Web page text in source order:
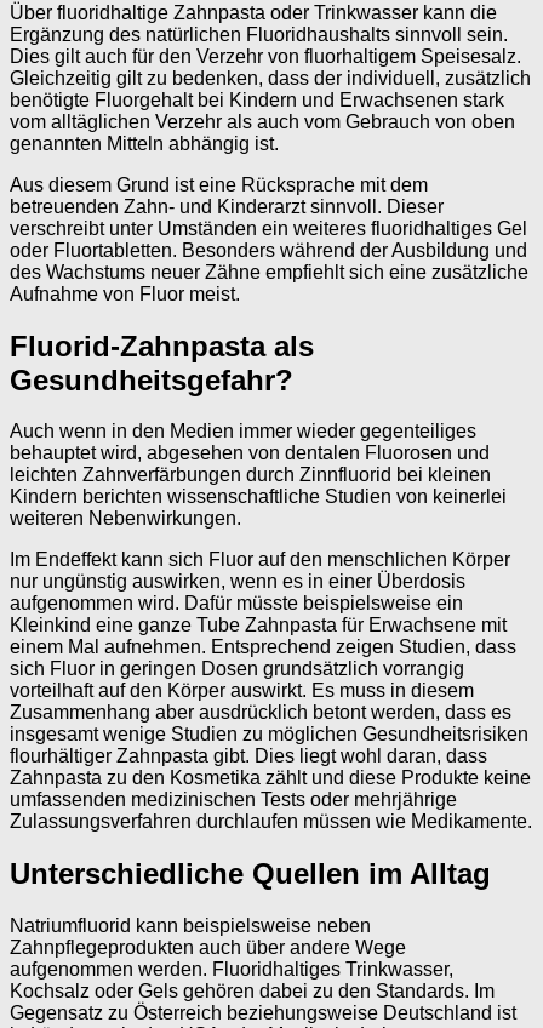
Über fluoridhaltige Zahnpasta oder Trinkwasser kann die
Ergänzung des natürlichen Fluoridhaushalts sinnvoll sein.
Dies gilt auch für den Verzehr von fluorhaltigem Speisesalz.
Gleichzeitig gilt zu bedenken, dass der individuell, zusätzlich
benötigte Fluorgehalt bei Kindern und Erwachsenen stark
vom alltäglichen Verzehr als auch vom Gebrauch von oben
genannten Mitteln abhängig ist.
Aus diesem Grund ist eine Rücksprache mit dem
betreuenden Zahn- und Kinderarzt sinnvoll. Dieser
verschreibt unter Umständen ein weiteres fluoridhaltiges Gel
oder Fluortabletten. Besonders während der Ausbildung und
des Wachstums neuer Zähne empfiehlt sich eine zusätzliche
Aufnahme von Fluor meist.
Fluorid-Zahnpasta als
Gesundheitsgefahr?
Auch wenn in den Medien immer wieder gegenteiliges
behauptet wird, abgesehen von dentalen Fluorosen und
leichten Zahnverfärbungen durch Zinnfluorid bei kleinen
Kindern berichten wissenschaftliche Studien von keinerlei
weiteren Nebenwirkungen.
Im Endeffekt kann sich Fluor auf den menschlichen Körper
nur ungünstig auswirken, wenn es in einer Überdosis
aufgenommen wird. Dafür müsste beispielsweise ein
Kleinkind eine ganze Tube Zahnpasta für Erwachsene mit
einem Mal aufnehmen. Entsprechend zeigen Studien, dass
sich Fluor in geringen Dosen grundsätzlich vorrangig
vorteilhaft auf den Körper auswirkt. Es muss in diesem
Zusammenhang aber ausdrücklich betont werden, dass es
insgesamt wenige Studien zu möglichen Gesundheitsrisiken
flourhältiger Zahnpasta gibt. Dies liegt wohl daran, dass
Zahnpasta zu den Kosmetika zählt und diese Produkte keine
umfassenden medizinischen Tests oder mehrjährige
Zulassungsverfahren durchlaufen müssen wie Medikamente.
Unterschiedliche Quellen im Alltag
Natriumfluorid kann beispielsweise neben
Zahnpflegeprodukten auch über andere Wege
aufgenommen werden. Fluoridhaltiges Trinkwasser,
Kochsalz oder Gels gehören dabei zu den Standards. Im
Gegensatz zu Österreich beziehungsweise Deutschland ist